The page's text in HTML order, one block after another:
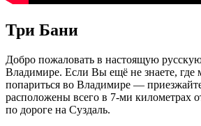
Три Бани
Добро пожаловать в настоящую
Владимире. Если Вы ещё не знаете,
попариться во Владимире —
расположены всего в 7-ми километрах
по дороге на Суздаль.